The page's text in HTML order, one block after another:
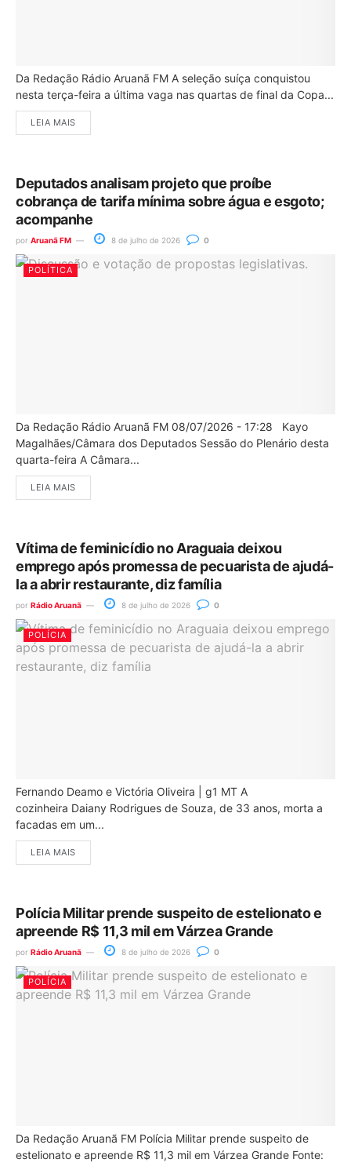
Da Redação Rádio Aruanã FM A seleção suíça conquistou
nesta terça-feira a última vaga nas quartas de final da Copa...
LEIA MAIS
Deputados analisam projeto que proíbe
cobrança de tarifa mínima sobre água e esgoto;
acompanhe
por Aruanã FM 8 de julho de 2026 0
POLÍTICA
Da Redação Rádio Aruanã FM 08/07/2026 - 17:28 Kayo
Magalhães/Câmara dos Deputados Sessão do Plenário desta
quarta-feira A Câmara...
LEIA MAIS
Vítima de feminicídio no Araguaia deixou
emprego após promessa de pecuarista de ajudá-
la a abrir restaurante, diz família
por Rádio Aruanã 8 de julho de 2026 0
POLÍCIA
Fernando Deamo e Victória Oliveira | g1 MT A
cozinheira Daiany Rodrigues de Souza, de 33 anos, morta a
facadas em um...
LEIA MAIS
Polícia Militar prende suspeito de estelionato e
apreende R$ 11,3 mil em Várzea Grande
por Rádio Aruanã 8 de julho de 2026 0
POLÍCIA
Da Redação Aruanã FM Polícia Militar prende suspeito de
estelionato e apreende R$ 11,3 mil em Várzea Grande Fonte: